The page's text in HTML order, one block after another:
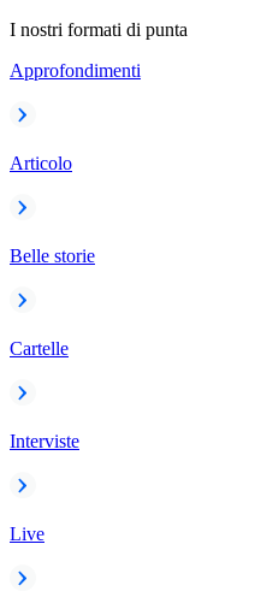
I nostri formati di punta
Approfondimenti
Articolo
Belle storie
Cartelle
Interviste
Live